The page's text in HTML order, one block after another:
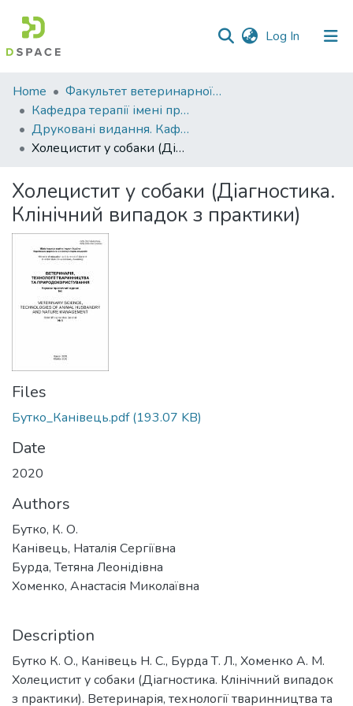
Log In (current)
Communities
&
Collections
All of DSpace
Statistics
Home
Факультет ветеринарної медицини
Кафедра терапії імені професора П. І. Локеса
Друковані видання. Кафедра терапії імені професора П. І. Локеса
Холецистит у собаки (Діагностика. Клінічний випадок з практики)
Холецистит у собаки (Діагностика.
Клінічний випадок з практики)
Files
Бутко_Канівець.pdf(193.07 KB)
Date
2020
Authors
Бутко, К. О.
Канівець, Наталія Сергіївна
Бурда, Тетяна Леонідівна
Хоменко, Анастасія Миколаївна
Description
Бутко К. О., Канівець Н. С., Бурда Т. Л., Хоменко А. М.
Холецистит у собаки (Діагностика. Клінічний випадок
з практики). Ветеринарія, технології тваринництва та